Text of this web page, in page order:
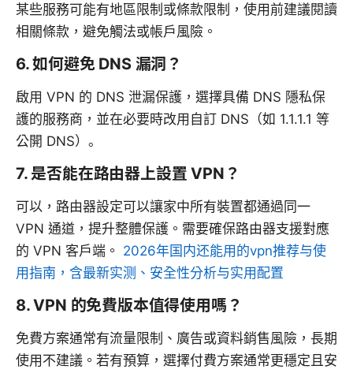
某些服務可能有地區限制或條款限制，使用前建議閱讀
相關條款，避免觸法或帳戶風險。
6. 如何避免 DNS 漏洞？
啟用 VPN 的 DNS 泄漏保護，選擇具備 DNS 隱私保
護的服務商，並在必要時改用自訂 DNS（如 1.1.1.1 等
公開 DNS）。
7. 是否能在路由器上設置 VPN？
可以，路由器設定可以讓家中所有裝置都通過同一
VPN 通道，提升整體保護。需要確保路由器支援對應
的 VPN 客戶端。 2026年国内还能用的vpn推荐与使
用指南，含最新实测、安全性分析与实用配置
8. VPN 的免費版本值得使用嗎？
免費方案通常有流量限制、廣告或資料銷售風險，長期
使用不建議。若有預算，選擇付費方案通常更穩定且安